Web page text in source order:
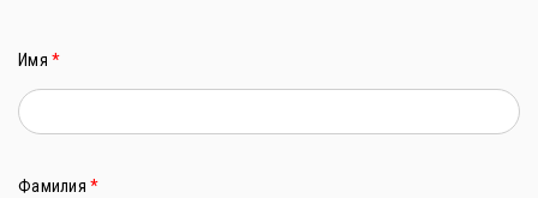
Имя *
Фамилия *